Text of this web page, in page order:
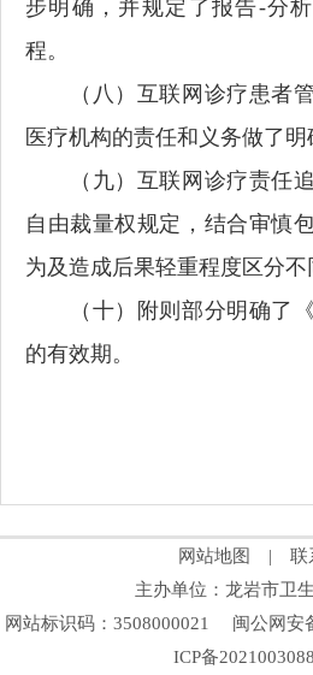
步明确，并规定了报告-分
程。
（八）互联网诊疗患者管
医疗机构的责任和义务做了明
（九）互联网诊疗责任追
自由裁量权规定，结合审慎
为及造成后果轻重程度区分不
（十）附则部分明确了《
的有效期。
网站地图 |
联
主办单位：龙岩市卫
网站标识码：3508000021
闽公网安
ICP备